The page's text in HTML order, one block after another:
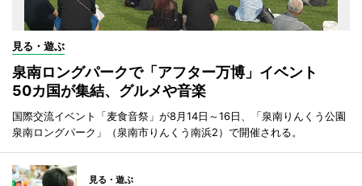
見る・遊ぶ
泉南ロングパークで「アフター万博」イベント
50カ国が集結、グルメや音楽
国際交流イベント「麦食音祭」が8月14日～16日、「泉南りんくう公園
泉南ロングパーク」（泉南市りんくう南浜2）で開催される。
見る・遊ぶ